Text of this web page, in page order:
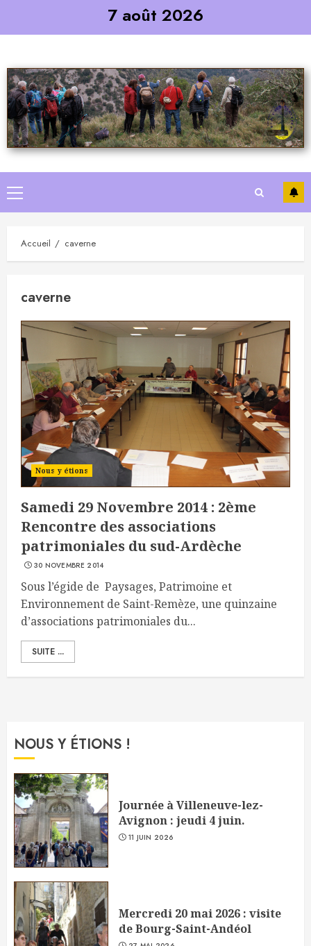
7 août 2026
Primary
Menu
Accueil caverne
caverne
Nous y étions
Samedi 29 Novembre 2014 : 2ème
Rencontre des associations
patrimoniales du sud-Ardèche
30 NOVEMBRE 2014
Sous l’égide de Paysages, Patrimoine et
Environnement de Saint-Remèze, une quinzaine
d’associations patrimoniales du...
SUITE ...
NOUS Y ÉTIONS !
Journée à Villeneuve-lez-
Avignon : jeudi 4 juin.
11 JUIN 2026
Mercredi 20 mai 2026 : visite
de Bourg-Saint-Andéol